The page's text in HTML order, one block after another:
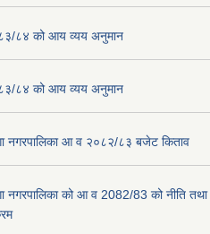
८४ को आय व्यय अनुमान
८४ को आय व्यय अनुमान
नगरपालिका आ व २०८२/८३ बजेट किताव
नगरपालिका को आ व 2082/83 को नीति तथा